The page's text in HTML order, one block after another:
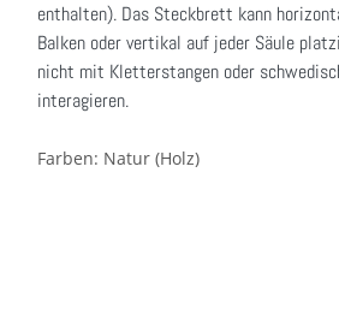
enthalten). Das Steckbrett kann
Balken oder vertikal auf jeder Säule
nicht mit Kletterstangen oder
interagieren.
Farben: Natur (Holz)